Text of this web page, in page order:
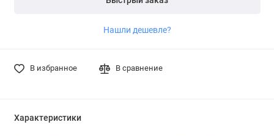
Нашли дешевле?
В избранное В сравнение
Характеристики